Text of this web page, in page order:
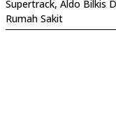
Supertrack, Aldo Bilkis
Rumah Sakit